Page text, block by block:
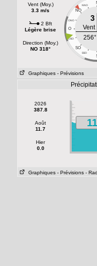
Vent (Moy.)
3.3 m/s
2 Bft
Légère brise
Direction (Moy.)
NO 318°
NNO
NO
ONO
O
OSO
SO
SSO
3
Vent
256°
Graphiques - Prévisions
2026
387.8
Août
11.7
Hier
0.0
Graphiques - Prévisions -